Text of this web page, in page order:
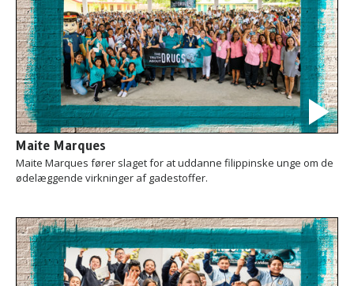
Maite Marques
Maite Marques fører slaget for at uddanne filippinske unge om de
ødelæggende virkninger af gadestoffer.